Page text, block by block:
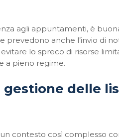
agli appuntamenti, è
prevedono anche l’invio di
lo spreco di risorse
a pieno regime.
delle
contesto così complesso